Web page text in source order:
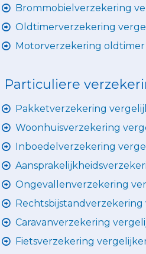
Brommobielverzekering
Oldtimerverzekering
Motorverzekering oldtimer
Particuliere
Pakketverzekering
Woonhuisverzekering
Inboedelverzekering
Ongevallenverzekering
Caravanverzekering
Fietsverzekering